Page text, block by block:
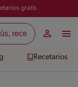
gratis
Recetarios